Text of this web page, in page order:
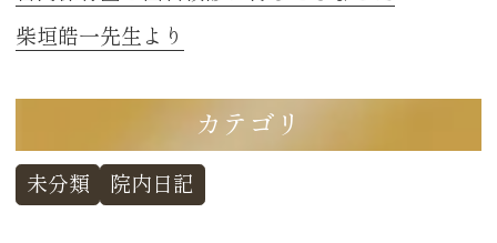
柴垣皓一先生より
カテゴリ
未分類 院内日記